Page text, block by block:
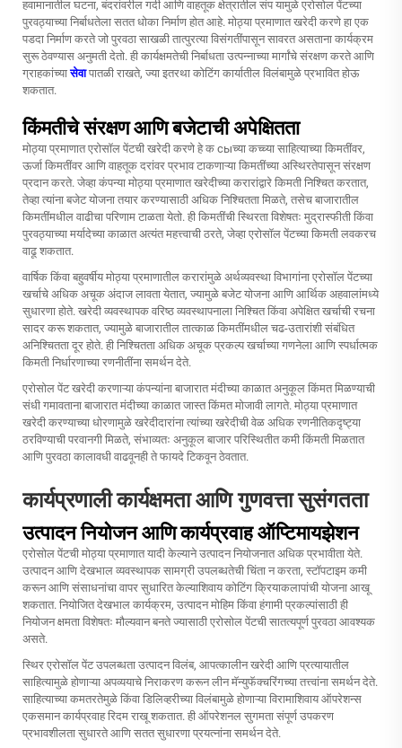
हवामानातील घटना, बंदरांवरील गर्दी आणि वाहतूक क्षेत्रातील संप यामुळे एरोसोल पेंटच्या
पुरवठ्याच्या निर्बाधतेला सतत धोका निर्माण होत आहे. मोठ्या प्रमाणात खरेदी करणे हा एक
पडदा निर्माण करते जो पुरवठा साखळी तात्पुरत्या विसंगतींपासून सावरत असताना कार्यक्रम
सुरू ठेवण्यास अनुमती देतो. ही कार्यक्षमतेची निर्बाधता उत्पन्नाच्या मार्गांचे संरक्षण करते आणि
ग्राहकांच्यासेवापातळी राखते, ज्या इतरथा कोटिंग कार्यातील विलंबामुळे प्रभावित होऊ
शकतात.
किंमतीचे संरक्षण आणि बजेटाची अपेक्षितता
मोठ्या प्रमाणात एरोसॉल पेंटची खरेदी करणे हे क сыच्या कच्च्या साहित्याच्या किमतींवर,
ऊर्जा किमतींवर आणि वाहतूक दरांवर प्रभाव टाकणाऱ्या किमतींच्या अस्थिरतेपासून संरक्षण
प्रदान करते. जेव्हा कंपन्या मोठ्या प्रमाणात खरेदीच्या करारांद्वारे किमती निश्चित करतात,
तेव्हा त्यांना बजेट योजना तयार करण्यासाठी अधिक निश्चितता मिळते, तसेच बाजारातील
किमतींमधील वाढीचा परिणाम टाळता येतो. ही किमतींची स्थिरता विशेषतः मुद्रास्फीती किंवा
पुरवठ्याच्या मर्यादेच्या काळात अत्यंत महत्त्वाची ठरते, जेव्हा एरोसॉल पेंटच्या किमती लवकरच
वाढू शकतात.
वार्षिक किंवा बहुवर्षीय मोठ्या प्रमाणातील करारांमुळे अर्थव्यवस्था विभागांना एरोसॉल पेंटच्या
खर्चाचे अधिक अचूक अंदाज लावता येतात, ज्यामुळे बजेट योजना आणि आर्थिक अहवालांमध्ये
सुधारणा होते. खरेदी व्यवस्थापक वरिष्ठ व्यवस्थापनाला निश्चित किंवा अपेक्षित खर्चाची रचना
सादर करू शकतात, ज्यामुळे बाजारातील तात्काळ किमतींमधील चढ-उतारांशी संबंधित
अनिश्चितता दूर होते. ही निश्चितता अधिक अचूक प्रकल्प खर्चाच्या गणनेला आणि स्पर्धात्मक
किमती निर्धारणाच्या रणनीतींना समर्थन देते.
एरोसोल पेंट खरेदी करणाऱ्या कंपन्यांना बाजारात मंदीच्या काळात अनुकूल किंमत मिळण्याची
संधी गमावताना बाजारात मंदीच्या काळात जास्त किंमत मोजावी लागते. मोठ्या प्रमाणात
खरेदी करण्याच्या धोरणामुळे खरेदीदारांना त्यांच्या खरेदीची वेळ अधिक रणनीतिकदृष्ट्या
ठरविण्याची परवानगी मिळते, संभाव्यतः अनुकूल बाजार परिस्थितीत कमी किंमती मिळतात
आणि पुरवठा कालावधी वाढवूनही ते फायदे टिकवून ठेवतात.
कार्यप्रणाली कार्यक्षमता आणि गुणवत्ता सुसंगतता
उत्पादन नियोजन आणि कार्यप्रवाह ऑप्टिमायझेशन
एरोसोल पेंटची मोठ्या प्रमाणात यादी केल्याने उत्पादन नियोजनात अधिक प्रभावीता येते.
उत्पादन आणि देखभाल व्यवस्थापक सामग्री उपलब्धतेची चिंता न करता, स्टॉपटाइम कमी
करून आणि संसाधनांचा वापर सुधारित केल्याशिवाय कोटिंग क्रियाकलापांची योजना आखू
शकतात. नियोजित देखभाल कार्यक्रम, उत्पादन मोहिम किंवा हंगामी प्रकल्पांसाठी ही
नियोजन क्षमता विशेषतः मौल्यवान बनते ज्यासाठी एरोसोल पेंटची सातत्यपूर्ण पुरवठा आवश्यक
असते.
स्थिर एरोसॉल पेंट उपलब्धता उत्पादन विलंब, आपत्कालीन खरेदी आणि प्रत्यायातील
साहित्यामुळे होणाऱ्या अपव्ययाचे निराकरण करून लीन मॅन्युफॅक्चरिंगच्या तत्त्वांना समर्थन देते.
साहित्याच्या कमतरतेमुळे किंवा डिलिव्हरीच्या विलंबामुळे होणाऱ्या विरामाशिवाय ऑपरेशन्स
एकसमान कार्यप्रवाह रिदम राखू शकतात. ही ऑपरेशनल सुगमता संपूर्ण उपकरण
प्रभावशीलता सुधारते आणि सतत सुधारणा प्रयत्नांना समर्थन देते.